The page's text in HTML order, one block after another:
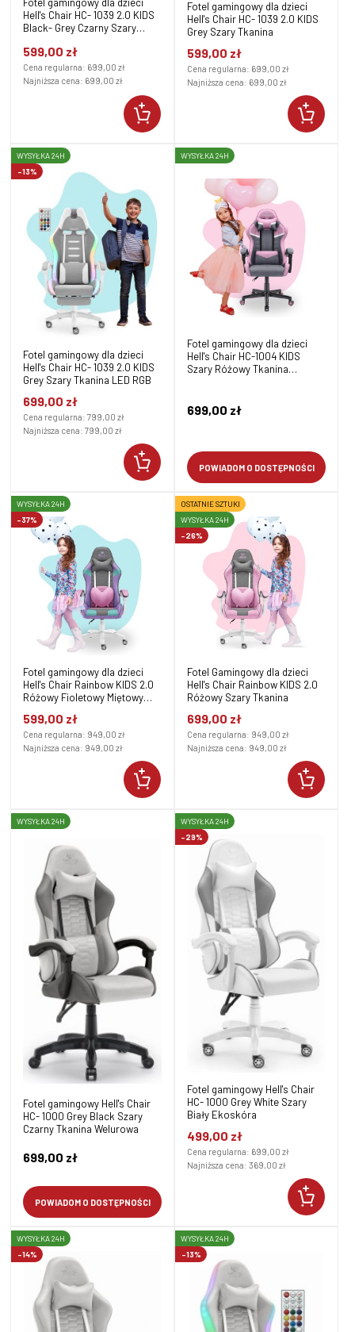
Hell's Chair HC- 1039 2.0 KIDS
Black- Grey Czarny Szary
599,00 zł
Cena regularna: 699,00 zł
Najniższa cena: 699,00 zł
Fotel gamingowy dla dzieci
Hell's Chair HC- 1039 2.0 KIDS
Grey Szary Tkanina
599,00 zł
Cena regularna: 699,00 zł
Najniższa cena: 699,00 zł
Fotel gamingowy dla dzieci
Hell's Chair HC- 1039 2.0 KIDS
Grey Szary Tkanina LED RGB
699,00 zł
Cena regularna: 799,00 zł
Najniższa cena: 799,00 zł
-13%
WYSYŁKA 24H
Fotel gamingowy dla dzieci
Hell's Chair HC-1004 KIDS
Szary Różowy Tkanina
699,00 zł
POWIADOM O DOSTĘPNOŚCI
WYSYŁKA 24H
Fotel gamingowy dla dzieci
Hell's Chair Rainbow KIDS 2.0
Różowy Fioletowy Miętowy
599,00 zł
Cena regularna: 949,00 zł
Najniższa cena: 949,00 zł
-37%
WYSYŁKA 24H
Fotel Gamingowy dla dzieci
Hell's Chair Rainbow KIDS 2.0
Różowy Szary Tkanina
699,00 zł
Cena regularna: 949,00 zł
Najniższa cena: 949,00 zł
-26%
OSTATNIE SZTUKI
WYSYŁKA 24H
Fotel gamingowy Hell's Chair
HC- 1000 Grey Black Szary
Czarny Tkanina Welurowa
699,00 zł
POWIADOM O DOSTĘPNOŚCI
WYSYŁKA 24H
Fotel gamingowy Hell's Chair
HC- 1000 Grey White Szary
Biały Ekoskóra
499,00 zł
Cena regularna: 699,00 zł
Najniższa cena: 369,00 zł
-29%
WYSYŁKA 24H
-14%
WYSYŁKA 24H
-13%
WYSYŁKA 24H